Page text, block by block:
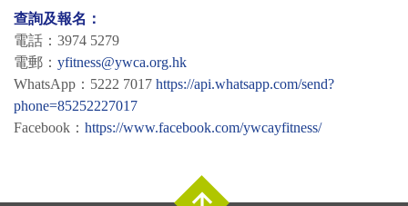
查詢及報名：
電話：3974 5279
電郵： yfitness@ywca.org.hk
WhatsApp：5222 7017 https://api.whatsapp.com/send?
phone=85252227017
Facebook： https://www.facebook.com/ywcayfitness/